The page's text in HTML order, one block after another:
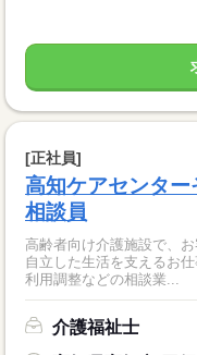
[正社員]
高知ケアセンタ
相談員
高齢者向け介護施設で、
自立した生活を支えるお
利用調整などの相談業...
介護福祉士